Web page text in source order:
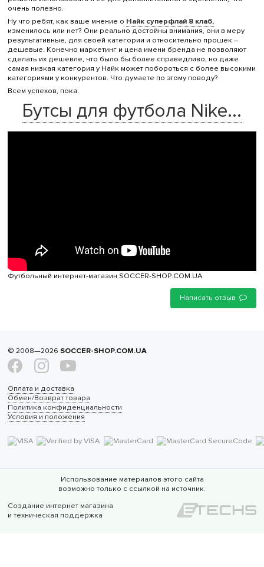
очень полезно.
Ну что ребят, как ваше мнение о Найк суперфлай 8 клаб,
изменилось или нет? Они реально достойны внимания, они в меру
результативные, для своей категории и относительно прошек –
дешевые. Конечно маркетинг и цена имени бренда не позволяют
сделать их дешевле, что было бы более справедливо, но даже
самая низкая категория у Найк может побороться с более высокими
категориями у конкурентов. Что думаете по этому поводу?
Всем успехов, пока.
Бутсы для футбола Nike...
Футбольный интернет-магазин SOCCER-SHOP.COM.UA
Написать отзыв
© 2008—2026 SOCCER-SHOP.COM.UA
Оплата и доставка
Обмен/Возврат товара
Политика конфиденциальности
Условия и положения
Использование материалов этого сайта
возможно только с ссылкой на источник.
Создание интернет магазина
и техническая поддержка